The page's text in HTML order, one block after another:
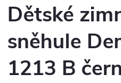
Dětské
sněhule
1213 B